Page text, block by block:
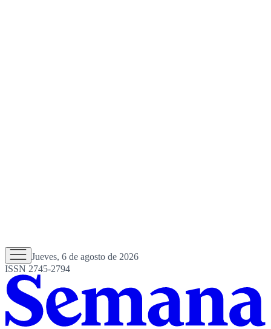
Jueves, 6 de agosto de 2026
ISSN 2745-2794